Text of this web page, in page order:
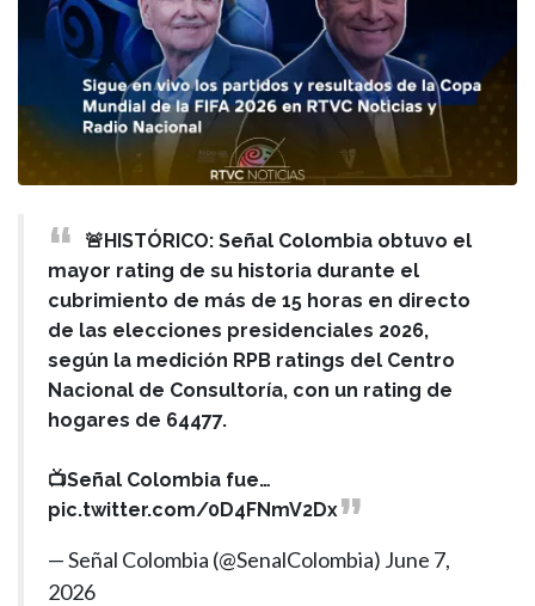
🚨HISTÓRICO: Señal Colombia obtuvo el
mayor rating de su historia durante el
cubrimiento de más de 15 horas en directo
de las elecciones presidenciales 2026,
según la medición RPB ratings del Centro
Nacional de Consultoría, con un rating de
hogares de 64477.
📺Señal Colombia fue…
pic.twitter.com/0D4FNmV2Dx
— Señal Colombia (@SenalColombia) June 7,
2026